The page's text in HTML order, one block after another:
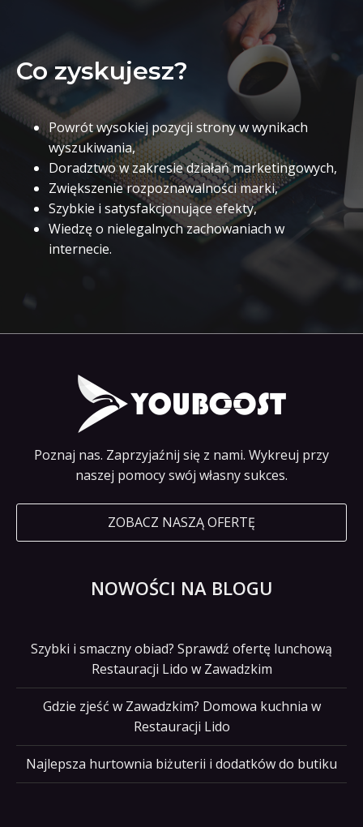
Co zyskujesz?
Powrót wysokiej pozycji strony w wynikach
wyszukiwania,
Doradztwo w zakresie działań marketingowych,
Zwiększenie rozpoznawalności marki,
Szybkie i satysfakcjonujące efekty,
Wiedzę o nielegalnych zachowaniach w
internecie.
Poznaj nas. Zaprzyjaźnij się z nami. Wykreuj przy
naszej pomocy swój własny sukces.
ZOBACZ NASZĄ OFERTĘ
NOWOŚCI NA BLOGU
Szybki i smaczny obiad? Sprawdź ofertę lunchową
Restauracji Lido w Zawadzkim
Gdzie zjeść w Zawadzkim? Domowa kuchnia w
Restauracji Lido
Najlepsza hurtownia biżuterii i dodatków do butiku